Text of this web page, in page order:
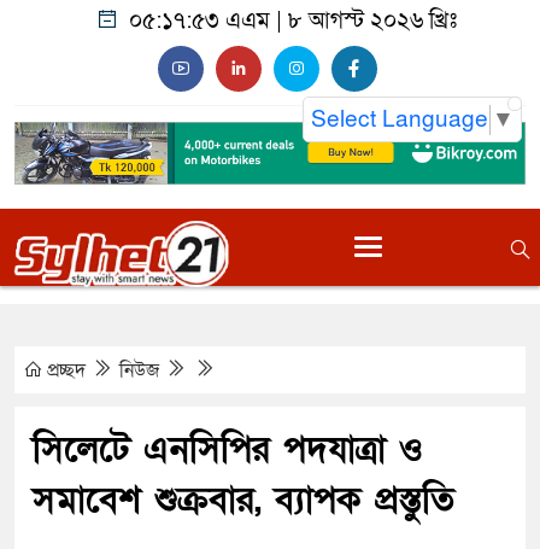
০৫:১৭:৫৪ এএম| ৮ আগস্ট ২০২৬ খ্রিঃ
Select Language ▼
প্রচ্ছদ নিউজ
সিলেটে এনসিপির পদযাত্রা ও
সমাবেশ শুক্রবার, ব্যাপক প্রস্তুতি